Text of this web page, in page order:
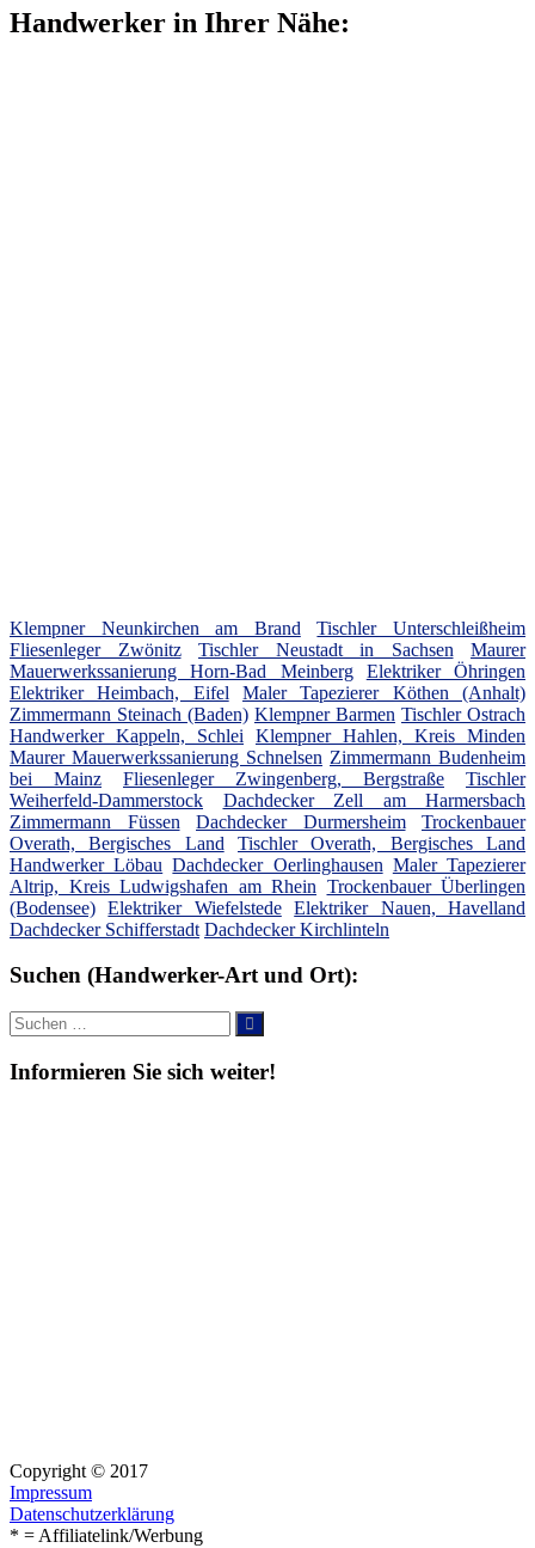
Handwerker in Ihrer Nähe:
Klempner Neunkirchen am Brand
Tischler Unterschleißheim
Fliesenleger Zwönitz
Tischler Neustadt in Sachsen
Maurer
Mauerwerkssanierung Horn-Bad Meinberg
Elektriker Öhringen
Elektriker Heimbach, Eifel
Maler Tapezierer Köthen (Anhalt)
Zimmermann Steinach (Baden) Klempner Barmen Tischler Ostrach
Handwerker Kappeln, Schlei
Klempner Hahlen, Kreis Minden
Maurer Mauerwerkssanierung Schnelsen Zimmermann Budenheim
bei Mainz
Fliesenleger Zwingenberg, Bergstraße
Tischler
Weiherfeld-Dammerstock
Dachdecker Zell am Harmersbach
Zimmermann Füssen
Dachdecker Durmersheim
Trockenbauer
Overath, Bergisches Land
Tischler Overath, Bergisches Land
Handwerker Löbau Dachdecker Oerlinghausen Maler Tapezierer
Altrip, Kreis Ludwigshafen am Rhein Trockenbauer Überlingen
(Bodensee)
Elektriker Wiefelstede
Elektriker Nauen, Havelland
Dachdecker Schifferstadt Dachdecker Kirchlinteln
Suchen (Handwerker-Art und Ort):
Suche
nach:
Suchen
Informieren Sie sich weiter!
Copyright © 2017
Impressum
Datenschutzerklärung
* = Affiliatelink/Werbung